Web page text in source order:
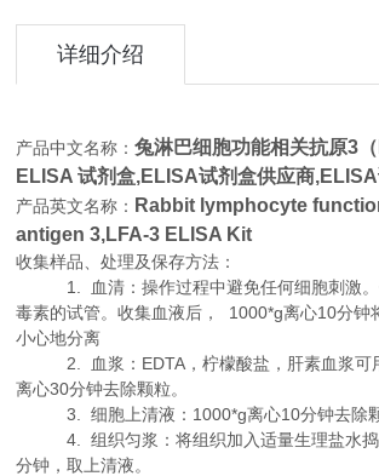
详细介绍
产品中文名称：兔淋巴细胞功能相关抗原3
ELISA 试剂盒,ELISA试剂盒供应商,
产品英文名称： Rabbit lymphocyte
antigen 3,LFA-3 ELISA Kit
收集样品、处理及保存方法：
1. 血清：操作过程中避免任何细胞刺激。
毒素的试管。收集血液后， 1000*g离心10分钟
小心地分离
2. 血浆：EDTA，柠檬酸盐，肝素血浆可
离心30分钟去除颗粒。
3. 细胞上清液：1000*g离心10分钟去除颗
4. 组织匀浆：将组织加入适量生理盐水捣
分钟，取上清液。